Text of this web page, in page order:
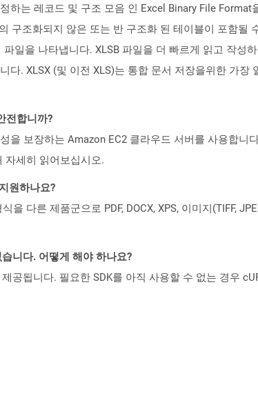
하는 레코드 및 구조 모음 인 Excel Binary File
구조화되지 않은 또는 반 구조화 된 테이블이 포함될
일을 나타냅니다. XLSB 파일을 더 빠르게 읽고 작성
다. XLSX (및 이전 XLS)는 통합 문서 저장을위한 가
전합니까?
을 보장하는 Amazon EC2 클라우드 서버를 사용합니
세히 읽어보십시오.
원하나요?
다른 제품군으로 PDF, DOCX, XPS, 이미지(TIFF,
니다. 어떻게 해야 하나요?
공됩니다. 필요한 SDK를 아직 사용할 수 없는 경우